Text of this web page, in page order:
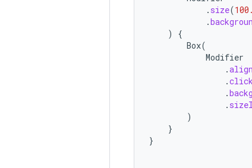
. size(100.
.
)
{
Box(
Modifier
.align
.
.
.
)
}
}